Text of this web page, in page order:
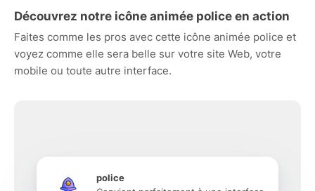
Découvrez notre icône animée police en action
Faites comme les pros avec cette icône animée police et
voyez comme elle sera belle sur votre site Web, votre
mobile ou toute autre interface.
police